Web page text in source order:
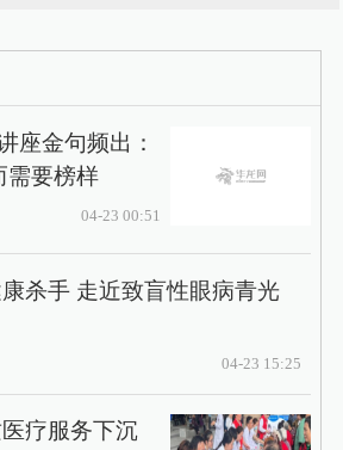
座金句频出：
需要榜样
04-23 00:51
杀手 走近致盲性眼病青光
04-23 15:25
疗服务下沉